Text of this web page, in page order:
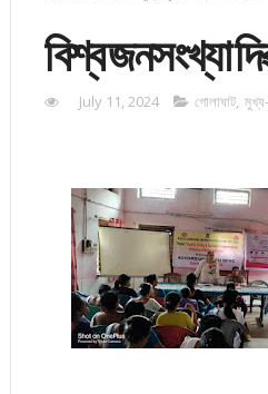
বিশ্ব জনসংখ্যা
July 11, 2024 গোলাঘাট, মুখ্য-